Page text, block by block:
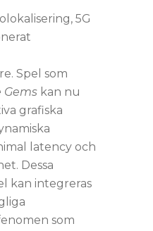
5G
Spel som
Gems kan nu
grafiska
latency och
Dessa
kan integreras
som